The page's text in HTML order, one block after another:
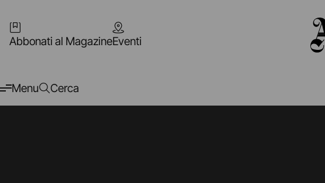
Abbonati al MagazineEventi
Menu Cerca